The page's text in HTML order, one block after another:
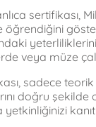
sertifikası,
öğrendiğini
veya müze
sadece
doğru